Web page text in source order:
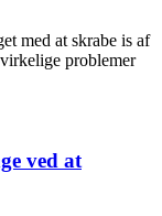
med at skrabe is af
problemer
ved at